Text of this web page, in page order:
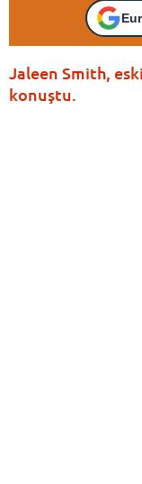
Jaleen Smith,
konuştu.